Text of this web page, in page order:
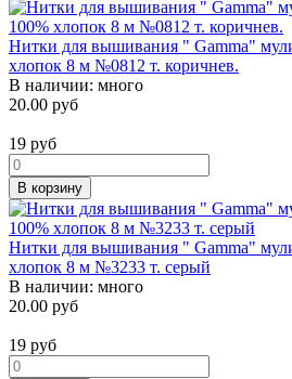
Нитки для вышивания " Gamma"
хлопок 8 м №0812 т. коричнев.
В наличии: много
20.00 руб
19 руб
В корзину
Нитки для вышивания " Gamma"
хлопок 8 м №3233 т. серый
В наличии: много
20.00 руб
19 руб